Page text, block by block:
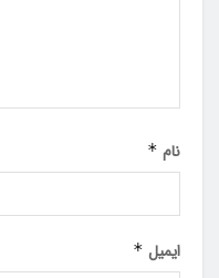
نام *
ایمیل *